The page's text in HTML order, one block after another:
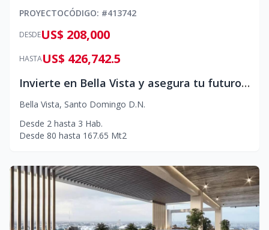
PROYECTOCÓDIGO: #413742
DESDEUS$ 208,000
HASTAUS$ 426,742.5
Invierte en Bella Vista y asegura tu futuro hoy.
Bella Vista, Santo Domingo D.N.
Desde 2 hasta 3 Hab.
Desde 80 hasta 167.65 Mt2